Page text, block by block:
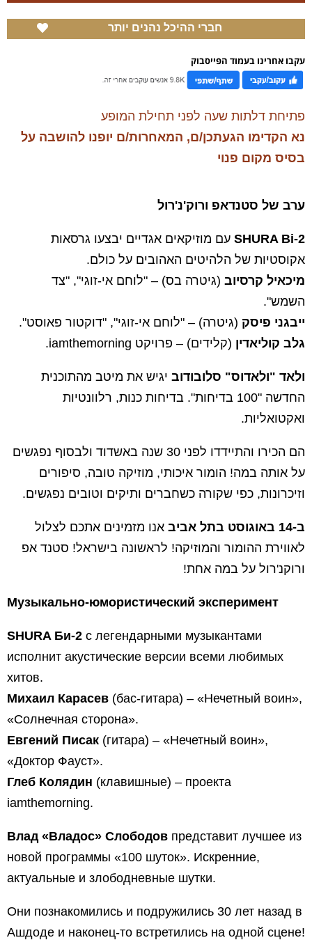
חברי ההיכל נהנים יותר
עקבו אחרינו בעמוד הפייסבוק
פתיחת דלתות שעה לפני תחילת המופע
נא הקדימו הגעתכן/ם, המאחרות/ם יופנו להושבה על
בסיס מקום פנוי
ערב של סטנדאפ ורוק'נ'רול
SHURA Bi-2 עם מוזיקאים אגדיים יבצעו גרסאות
אקוסטיות של הלהיטים האהובים על כולם.
מיכאיל קרסיוב (גיטרה בס) – "לוחם אי-זוגי", "צד
השמש".
ייבגני פיסק (גיטרה) – "לוחם אי-זוגי", "דוקטור פאוסט".
גלב קוליאדין (קלידים) – פרויקט iamthemorning.
ולאד "ולאדוס" סלובודוב יגיש את מיטב מהתוכנית
החדשה "100 בדיחות". בדיחות כנות, רלוונטיות
ואקטואליות.
הם הכירו והתיידדו לפני 30 שנה באשדוד ולבסוף נפגשים
על אותה במה! הומור איכותי, מוזיקה טובה, סיפורים
וזיכרונות, כפי שקורה כשחברים ותיקים וטובים נפגשים.
ב-14 באוגוסט בתל אביב
אנו מזמינים אתכם לצלול
לאווירת ההומור והמוזיקה! לראשונה בישראל! סטנד אפ
ורוקנ'רול על במה אחת!
Музыкально-юмористический эксперимент
SHURA Би-2 с легендарными музыкантами
исполнит акустические версии всеми любимых
хитов.
Михаил Карасев (бас-гитара) – «Нечетный воин»,
«Солнечная сторона».
Евгений Писак (гитара) – «Нечетный воин»,
«Доктор Фауст».
Глеб Колядин (клавишные) – проекта
iamthemorning.
Влад «Владос» Слободов представит лучшее из
новой программы «100 шуток». Искренние,
актуальные и злободневные шутки.
Они познакомились и подружились 30 лет назад в
Ашдоде и наконец-то встретились на одной сцене!